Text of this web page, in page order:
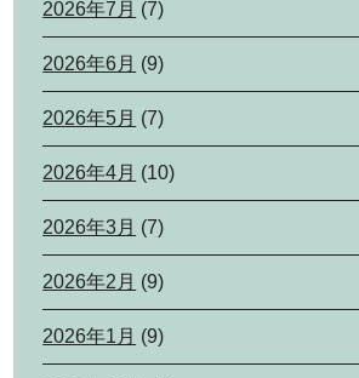
2026年7月 (7)
2026年6月 (9)
2026年5月 (7)
2026年4月 (10)
2026年3月 (7)
2026年2月 (9)
2026年1月 (9)